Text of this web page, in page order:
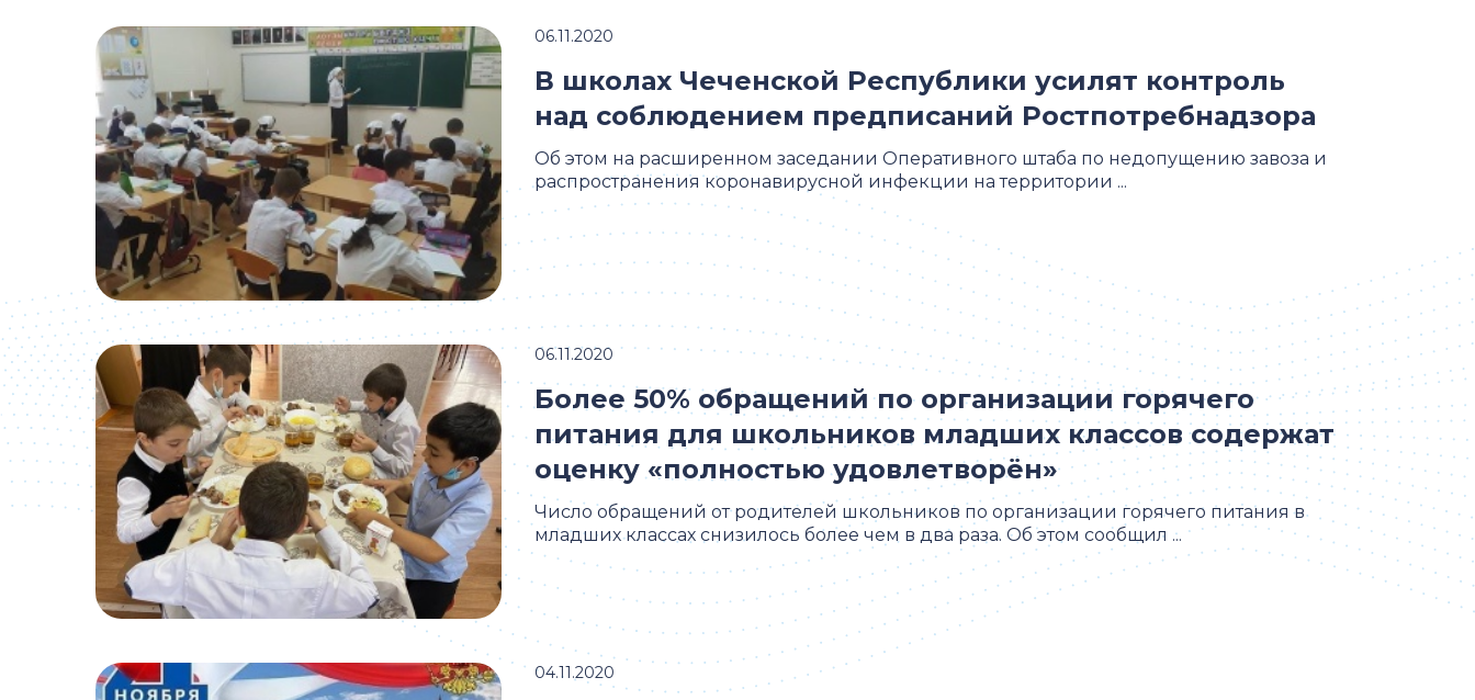
Об этом на расширенном заседании Оперативного штаба по недопущению завоза и
распространения коронавирусной инфекции на территории ...
В школах Чеченской Республики усилят контроль
над соблюдением предписаний Ростпотребнадзора
06.11.2020
Число обращений от родителей школьников по организации горячего питания в
младших классах снизилось более чем в два раза. Об этом сообщил ...
Более 50% обращений по организации горячего
питания для школьников младших классов содержат
оценку «полностью удовлетворён»
06.11.2020
04.11.2020